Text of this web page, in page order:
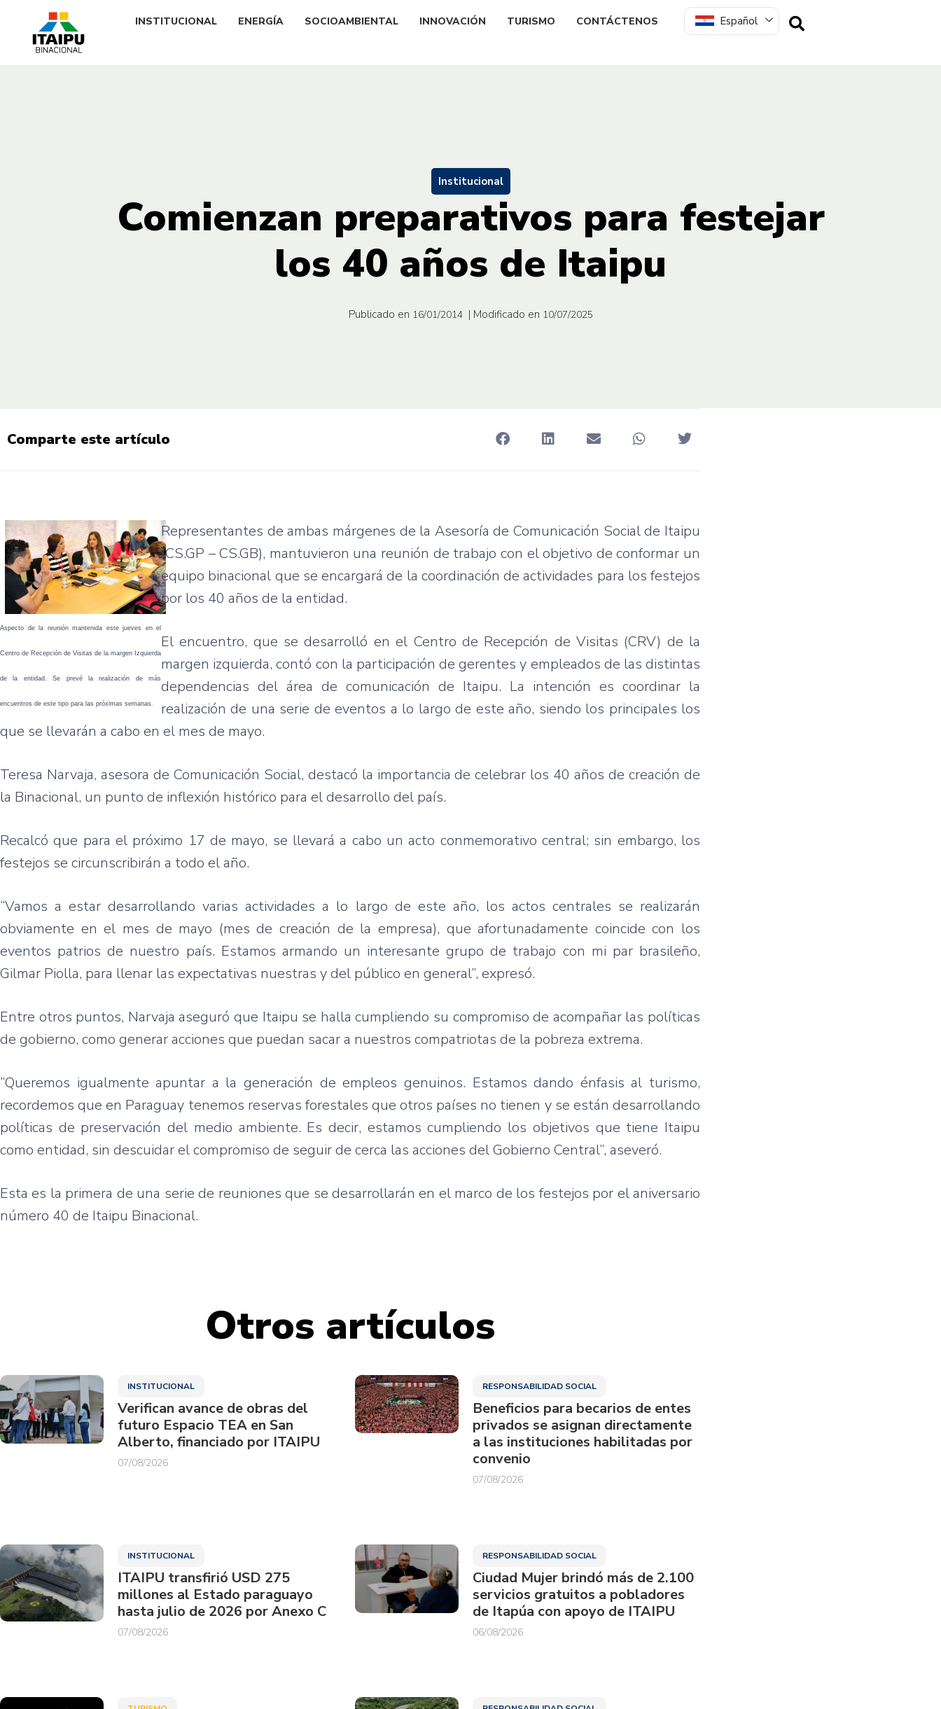
INSTITUCIONAL ENERGÍA SOCIOAMBIENTAL INNOVACIÓN TURISMO CONTÁCTENOS Español
Institucional
Comienzan preparativos para festejar
los 40 años de Itaipu
Publicado en 16/01/2014 | Modificado en 10/07/2025
Comparte este artículo
Aspecto de la reunión mantenida este jueves en el
Centro de Recepción de Visitas de la margen Izquierda
de la entidad. Se prevé la realización de más
encuentros de este tipo para las próximas semanas.
Representantes de ambas márgenes de la Asesoría de Comunicación Social de Itaipu
(CS.GP – CS.GB), mantuvieron una reunión de trabajo con el objetivo de conformar un
equipo binacional que se encargará de la coordinación de actividades para los festejos
por los 40 años de la entidad.
El encuentro, que se desarrolló en el Centro de Recepción de Visitas (CRV) de la
margen izquierda, contó con la participación de gerentes y empleados de las distintas
dependencias del área de comunicación de Itaipu. La intención es coordinar la
realización de una serie de eventos a lo largo de este año, siendo los principales los
que se llevarán a cabo en el mes de mayo.
Teresa Narvaja, asesora de Comunicación Social, destacó la importancia de celebrar los 40 años de creación de
la Binacional, un punto de inflexión histórico para el desarrollo del país.
Recalcó que para el próximo 17 de mayo, se llevará a cabo un acto conmemorativo central; sin embargo, los
festejos se circunscribirán a todo el año.
“Vamos a estar desarrollando varias actividades a lo largo de este año, los actos centrales se realizarán
obviamente en el mes de mayo (mes de creación de la empresa), que afortunadamente coincide con los
eventos patrios de nuestro país. Estamos armando un interesante grupo de trabajo con mi par brasileño,
Gilmar Piolla, para llenar las expectativas nuestras y del público en general”, expresó.
Entre otros puntos, Narvaja aseguró que Itaipu se halla cumpliendo su compromiso de acompañar las políticas
de gobierno, como generar acciones que puedan sacar a nuestros compatriotas de la pobreza extrema.
“Queremos igualmente apuntar a la generación de empleos genuinos. Estamos dando énfasis al turismo,
recordemos que en Paraguay tenemos reservas forestales que otros países no tienen y se están desarrollando
políticas de preservación del medio ambiente. Es decir, estamos cumpliendo los objetivos que tiene Itaipu
como entidad, sin descuidar el compromiso de seguir de cerca las acciones del Gobierno Central”, aseveró.
Esta es la primera de una serie de reuniones que se desarrollarán en el marco de los festejos por el aniversario
número 40 de Itaipu Binacional.
Otros artículos
INSTITUCIONAL
Verifican avance de obras del
futuro Espacio TEA en San
Alberto, financiado por ITAIPU
07/08/2026
RESPONSABILIDAD SOCIAL
Beneficios para becarios de entes
privados se asignan directamente
a las instituciones habilitadas por
convenio
07/08/2026
INSTITUCIONAL
ITAIPU transfirió USD 275
millones al Estado paraguayo
hasta julio de 2026 por Anexo C
07/08/2026
RESPONSABILIDAD SOCIAL
Ciudad Mujer brindó más de 2.100
servicios gratuitos a pobladores
de Itapúa con apoyo de ITAIPU
06/08/2026